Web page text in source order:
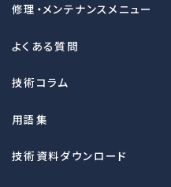
修理・メンテナンスメニュー
よくある質問
技術コラム
用語集
技術資料ダウンロード